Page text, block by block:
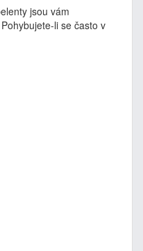
jsou vám
li se často v